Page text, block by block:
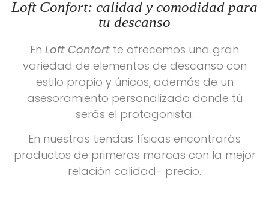
Loft Confort: calidad y comodidad para
tu descanso
En Loft Confort te ofrecemos una gran
variedad de elementos de descanso con
estilo propio y únicos, además de un
asesoramiento personalizado donde tú
serás el protagonista.
En nuestras tiendas físicas encontrarás
productos de primeras marcas con la mejor
relación calidad- precio.